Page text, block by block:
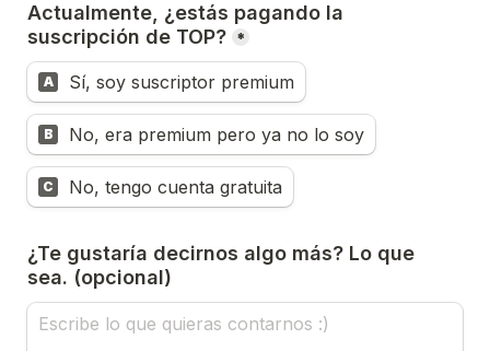
Actualmente, ¿estás pagando la
suscripción de TOP? *
A Sí, soy suscriptor premium
B No, era premium pero ya no lo soy
C No, tengo cuenta gratuita
¿Te gustaría decirnos algo más? Lo que
sea. (opcional)